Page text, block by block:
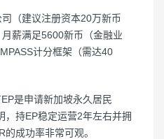
（建议注册资本20万新币
薪满足5600新币（金融业
计分框架（需达40
是申请新加坡永久居民
，持EP稳定运营2年左右并拥
成功率非常可观。